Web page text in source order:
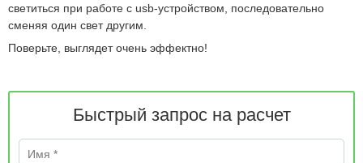
светиться при работе с usb-устройством, последовательно
сменяя один свет другим.
Поверьте, выглядет очень эффектно!
Быстрый запрос на расчет
Имя